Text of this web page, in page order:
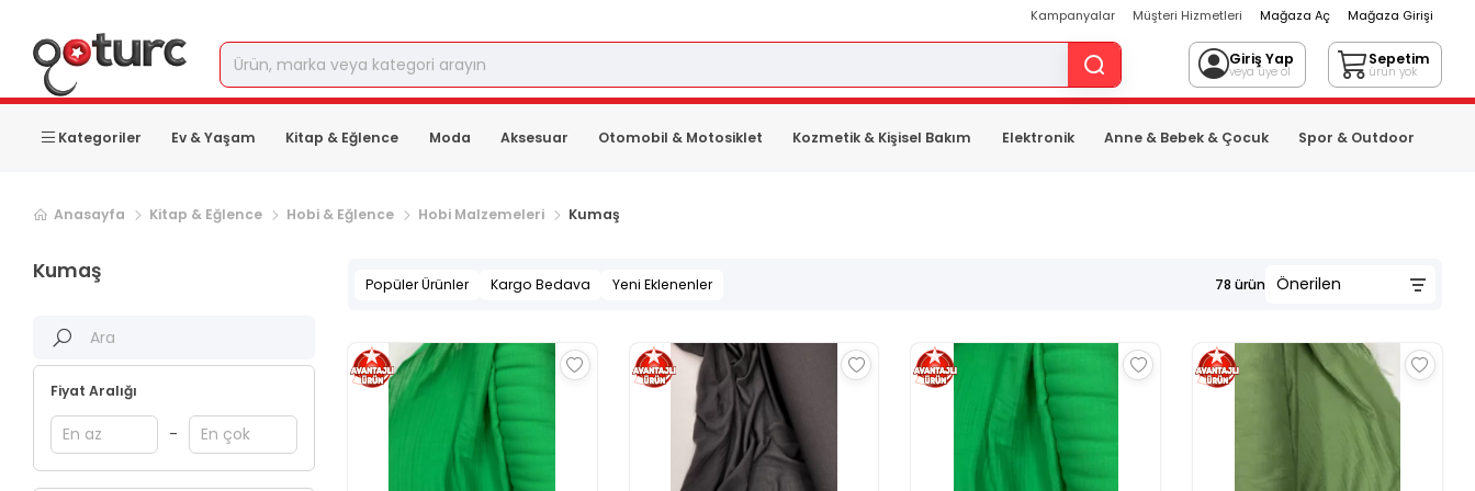
Kampanyalar Müşteri Hizmetleri Mağaza Aç Mağaza Girişi
Giriş Yap
veya üye ol
Sepetim
ürün yok
Kategoriler Ev & Yaşam Kitap & Eğlence Moda Aksesuar Otomobil & Motosiklet Kozmetik & Kişisel Bakım Elektronik Anne & Bebek & Çocuk Spor & Outdoor
Sonraki ürün sayfası, sayfa2
Anasayfa Kitap & Eğlence Hobi & Eğlence Hobi Malzemeleri Kumaş
Kumaş
Fiyat Aralığı
-
Popüler Ürünler Kargo Bedava Yeni Eklenenler 78 ürün